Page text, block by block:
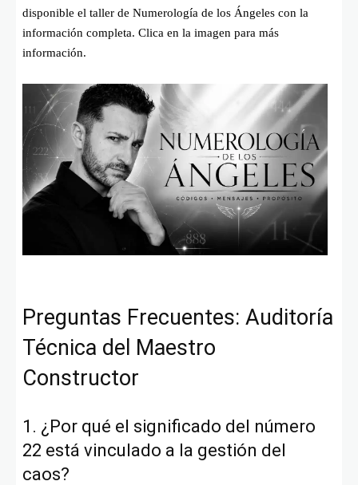
disponible el taller de Numerología de los Ángeles con la
información completa. Clica en la imagen para más
información.
Preguntas Frecuentes: Auditoría
Técnica del Maestro
Constructor
1. ¿Por qué el significado del número
22 está vinculado a la gestión del
caos?